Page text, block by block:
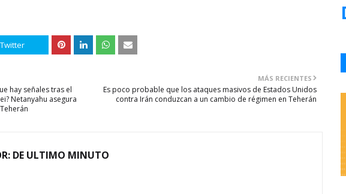
Twitter
MÁS RECIENTES
Es poco probable que los ataques masivos de Estados Unidos
contra Irán conduzcan a un cambio de régimen en Teherán
hay señales tras el
Netanyahu asegura
DE ULTIMO MINUTO